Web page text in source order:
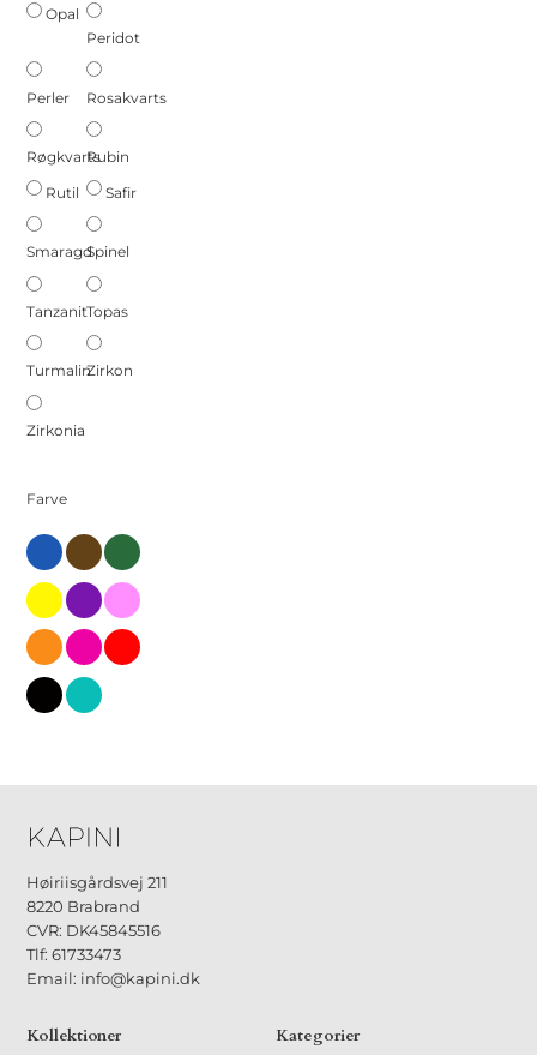
Opal
Peridot
Perler Rosakvarts
RøgkvartsRubin
Rutil
Safir
SmaragdSpinel
TanzanitTopas
TurmalinZirkon
Zirkonia
Farve
blaa brun groen
gul lilla lyseroed
orange pink roed
sort tyrkis
Høiriisgårdsvej 211
8220 Brabrand
CVR: DK45845516
Tlf: 61733473
Email: info@kapini.dk
Kollektioner Kategorier